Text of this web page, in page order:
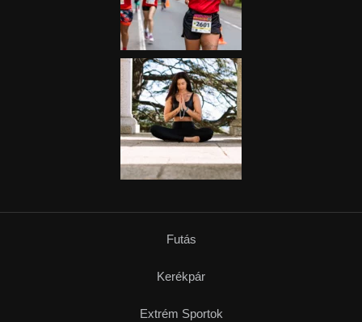
Futás
Kerékpár
Extrém Sportok